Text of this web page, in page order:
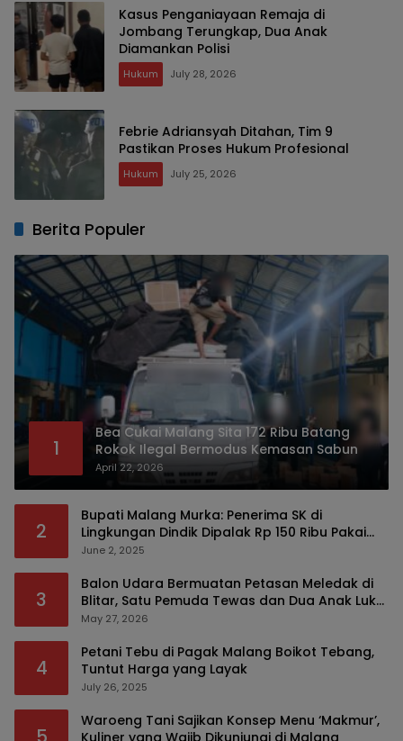
Kasus Penganiayaan Remaja di
Jombang Terungkap, Dua Anak
Diamankan Polisi
Hukum July 28, 2026
Febrie Adriansyah Ditahan, Tim 9
Pastikan Proses Hukum Profesional
Hukum July 25, 2026
Berita Populer
1
Bea Cukai Malang Sita 172 Ribu Batang
Rokok Ilegal Bermodus Kemasan Sabun
April 22, 2026
2
Bupati Malang Murka: Penerima SK di
Lingkungan Dindik Dipalak Rp 150 Ribu Pakai
Modus Tumpengan, KPK Turut Pantau
June 2, 2025
3
Balon Udara Bermuatan Petasan Meledak di
Blitar, Satu Pemuda Tewas dan Dua Anak Luka
Serius
May 27, 2026
4
Petani Tebu di Pagak Malang Boikot Tebang,
Tuntut Harga yang Layak
July 26, 2025
Waroeng Tani Sajikan Konsep Menu ‘Makmur’,
Kuliner yang Wajib Dikunjungi di Malang